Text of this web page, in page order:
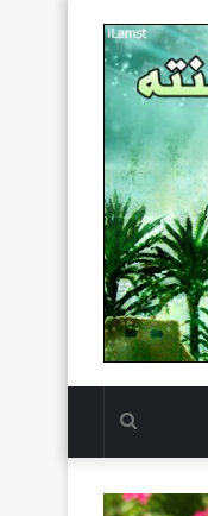
بحث
عن